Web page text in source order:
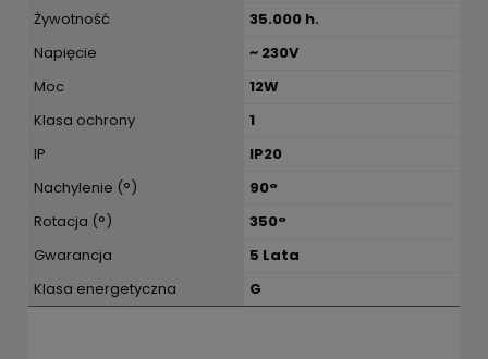
Żywotność
35.000 h.
Napięcie
~ 230V
Moc
12W
Klasa ochrony
1
IP
IP20
Nachylenie (°)
90°
Rotacja (°)
350°
Gwarancja
5 Lata
Klasa energetyczna
G